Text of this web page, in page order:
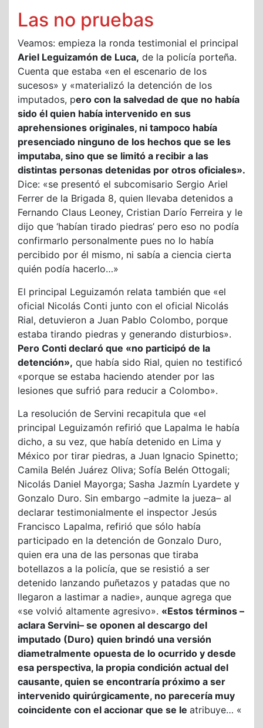
Las no pruebas
Veamos: empieza la ronda testimonial el principal
Ariel Leguizamón de Luca, de la policía porteña.
Cuenta que estaba «en el escenario de los
sucesos» y «materializó la detención de los
imputados, pero con la salvedad de que no había
sido él quien había intervenido en sus
aprehensiones originales, ni tampoco había
presenciado ninguno de los hechos que se les
imputaba, sino que se limitó a recibir a las
distintas personas detenidas por otros oficiales».
Dice: «se presentó el subcomisario Sergio Ariel
Ferrer de la Brigada 8, quien llevaba detenidos a
Fernando Claus Leoney, Cristian Darío Ferreira y le
dijo que ‘habían tirado piedras’ pero eso no podía
confirmarlo personalmente pues no lo había
percibido por él mismo, ni sabía a ciencia cierta
quién podía hacerlo…»
El principal Leguizamón relata también que «el
oficial Nicolás Conti junto con el oficial Nicolás
Rial, detuvieron a Juan Pablo Colombo, porque
estaba tirando piedras y generando disturbios».
Pero Conti declaró que «no participó de la
detención», que había sido Rial, quien no testificó
«porque se estaba haciendo atender por las
lesiones que sufrió para reducir a Colombo».
La resolución de Servini recapitula que «el
principal Leguizamón refirió que Lapalma le había
dicho, a su vez, que había detenido en Lima y
México por tirar piedras, a Juan Ignacio Spinetto;
Camila Belén Juárez Oliva; Sofía Belén Ottogali;
Nicolás Daniel Mayorga; Sasha Jazmín Lyardete y
Gonzalo Duro. Sin embargo –admite la jueza– al
declarar testimonialmente el inspector Jesús
Francisco Lapalma, refirió que sólo había
participado en la detención de Gonzalo Duro,
quien era una de las personas que tiraba
botellazos a la policía, que se resistió a ser
detenido lanzando puñetazos y patadas que no
llegaron a lastimar a nadie», aunque agrega que
«se volvió altamente agresivo». «Estos términos –
aclara Servini– se oponen al descargo del
imputado (Duro) quien brindó una versión
diametralmente opuesta de lo ocurrido y desde
esa perspectiva, la propia condición actual del
causante, quien se encontraría próximo a ser
intervenido quirúrgicamente, no parecería muy
coincidente con el accionar que se le atribuye… «